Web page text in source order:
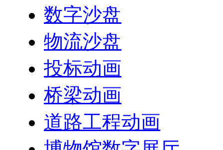
数字沙盘
物流沙盘
投标动画
桥梁动画
道路工程动画